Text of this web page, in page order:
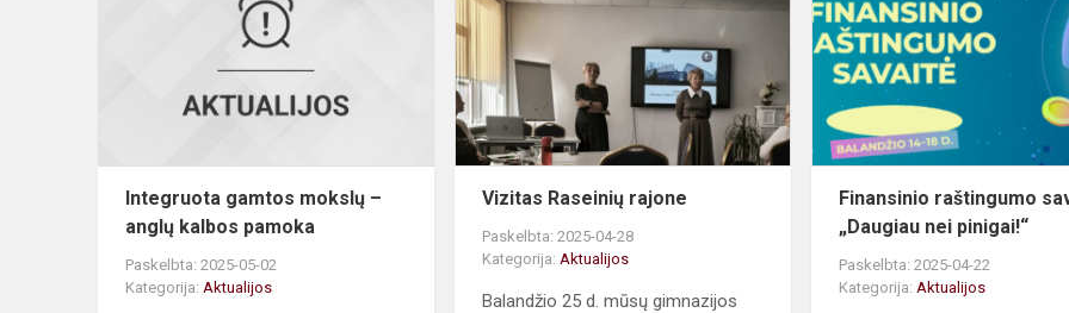
mokslų
anglų
kalbos
pamoka
Integruota gamtos mokslų –
anglų kalbos pamoka
Paskelbta: 2025-05-02
Kategorija: Aktualijos
rajone
Vizitas Raseinių rajone
Paskelbta: 2025-04-28
Kategorija: Aktualijos
Balandžio 25 d. mūsų gimnazijos
Finansinio raštingumo
„Daugiau nei pinigai!“
Paskelbta: 2025-04-22
Kategorija: Aktualijos